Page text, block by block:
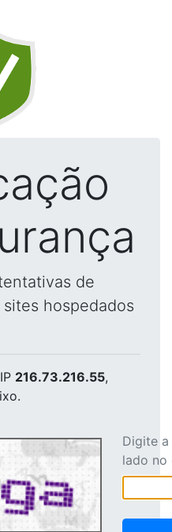
de
hospedados
216.73.216.55,
Digite
lado no